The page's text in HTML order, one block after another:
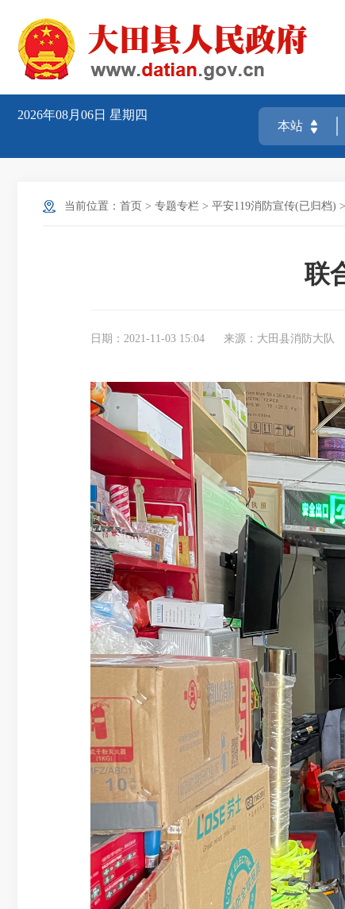
2026年08月06日 星期四
当前位置： 首页 > 专题专栏 > 平安119消防宣传(已归档) >
联
日期：2021-11-03 15:04 来源：大田县消防大队